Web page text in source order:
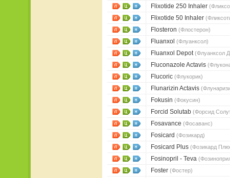
Flixotide 250 Inhaler
Flixotide 50 Inhaler
Flosteron (Флостерон)
Fluanxol (Флуанксол)
Fluanxol Depot(Флуанксол
Fluconazole Actavis
Flucoric (Флукорик)
Flunarizin Actavis
Fokusin (Фокусин)
Forcid Solutab (Форсид
Fosavance (Фосаванс)
Fosicard (Фозикард)
Fosicard Plus (Фозикард
Fosinopril - Teva
Foster (Фостер)